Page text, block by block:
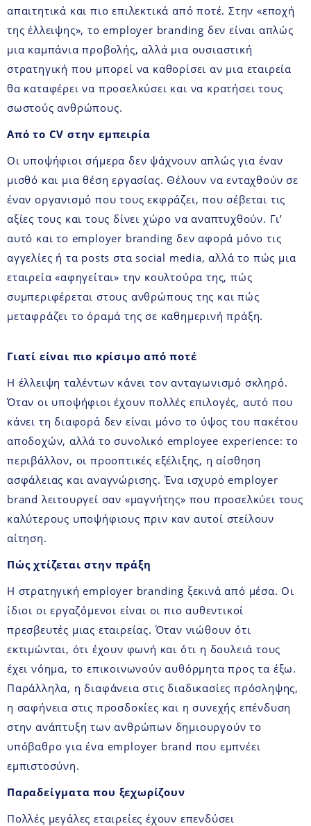
απαιτητικά και πιο επιλεκτικά από ποτέ. Στην «εποχή
της έλλειψης», το employer branding δεν είναι απλώς
μια καμπάνια προβολής, αλλά μια ουσιαστική
στρατηγική που μπορεί να καθορίσει αν μια εταιρεία
θα καταφέρει να προσελκύσει και να κρατήσει τους
σωστούς ανθρώπους.
Από το CV στην εμπειρία
Οι υποψήφιοι σήμερα δεν ψάχνουν απλώς για έναν
μισθό και μια θέση εργασίας. Θέλουν να ενταχθούν σε
έναν οργανισμό που τους εκφράζει, που σέβεται τις
αξίες τους και τους δίνει χώρο να αναπτυχθούν. Γι’
αυτό και το employer branding δεν αφορά μόνο τις
αγγελίες ή τα posts στα social media, αλλά το πώς μια
εταιρεία «αφηγείται» την κουλτούρα της, πώς
συμπεριφέρεται στους ανθρώπους της και πώς
μεταφράζει το όραμά της σε καθημερινή πράξη.
Γιατί είναι πιο κρίσιμο από ποτέ
Η έλλειψη ταλέντων κάνει τον ανταγωνισμό σκληρό.
Όταν οι υποψήφιοι έχουν πολλές επιλογές, αυτό που
κάνει τη διαφορά δεν είναι μόνο το ύψος του πακέτου
αποδοχών, αλλά το συνολικό employee experience: το
περιβάλλον, οι προοπτικές εξέλιξης, η αίσθηση
ασφάλειας και αναγνώρισης. Ένα ισχυρό employer
brand λειτουργεί σαν «μαγνήτης» που προσελκύει τους
καλύτερους υποψήφιους πριν καν αυτοί στείλουν
αίτηση.
Πώς χτίζεται στην πράξη
Η στρατηγική employer branding ξεκινά από μέσα. Οι
ίδιοι οι εργαζόμενοι είναι οι πιο αυθεντικοί
πρεσβευτές μιας εταιρείας. Όταν νιώθουν ότι
εκτιμώνται, ότι έχουν φωνή και ότι η δουλειά τους
έχει νόημα, το επικοινωνούν αυθόρμητα προς τα έξω.
Παράλληλα, η διαφάνεια στις διαδικασίες πρόσληψης,
η σαφήνεια στις προσδοκίες και η συνεχής επένδυση
στην ανάπτυξη των ανθρώπων δημιουργούν το
υπόβαθρο για ένα employer brand που εμπνέει
εμπιστοσύνη.
Παραδείγματα που ξεχωρίζουν
Πολλές μεγάλες εταιρείες έχουν επενδύσει